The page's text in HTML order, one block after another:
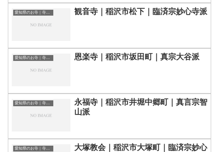
愛知県のお寺｜寺院一覧 観音寺｜稲沢市松下｜臨済宗妙心寺派
愛知県のお寺｜寺院一覧 恩楽寺｜稲沢市坂田町｜真宗大谷派
愛知県のお寺｜寺院一覧
永福寺｜稲沢市井堀中郷町｜真言宗智
山派
愛知県のお寺｜寺院一覧
大塚教会｜稲沢市大塚町｜臨済宗妙心